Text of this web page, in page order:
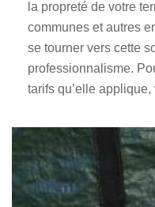
la propreté de votre
communes et autres
se tourner vers cette
professionnalisme.
tarifs qu’elle applique,